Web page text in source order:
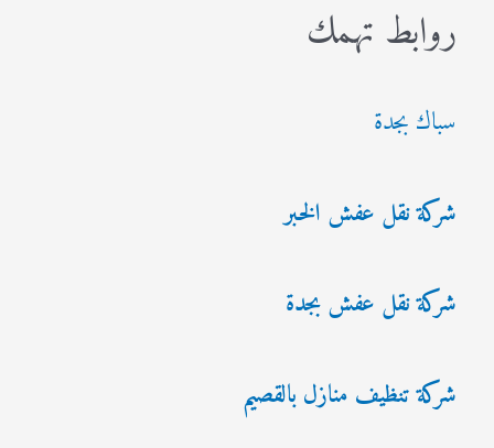
روابط تهمك
سباك بجدة
شركة نقل عفش الخبر
شركة نقل عفش بجدة
شركة تنظيف منازل بالقصيم